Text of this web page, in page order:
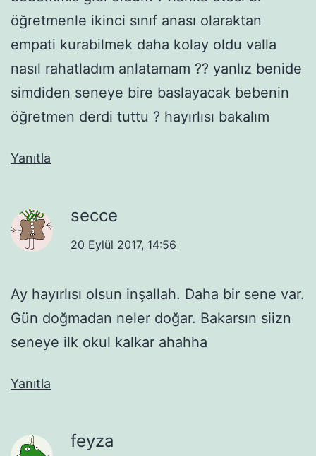
öğretmenle ikinci sınıf anası olaraktan
empati kurabilmek daha kolay oldu valla
nasıl rahatladım anlatamam ?? yanlız benide
simdiden seneye bire baslayacak bebenin
öğretmen derdi tuttu ? hayırlısı bakalım
Yanıtla
secce
20 Eylül 2017, 14:56
Ay hayırlısı olsun inşallah. Daha bir sene var.
Gün doğmadan neler doğar. Bakarsın siizn
seneye ilk okul kalkar ahahha
Yanıtla
feyza